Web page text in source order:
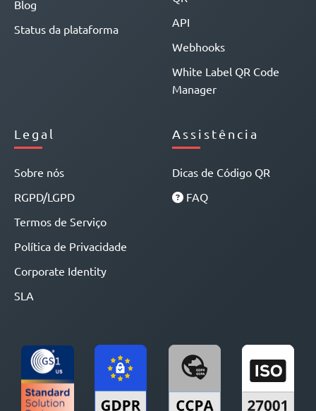
Blog
Status da plataforma
API
Webhooks
White Label QR Code
Manager
Legal
Sobre nós
RGPD/LGPD
Termos de Serviço
Política de Privacidade
Corporate Identity
SLA
Assistência
Dicas de Código QR
FAQ